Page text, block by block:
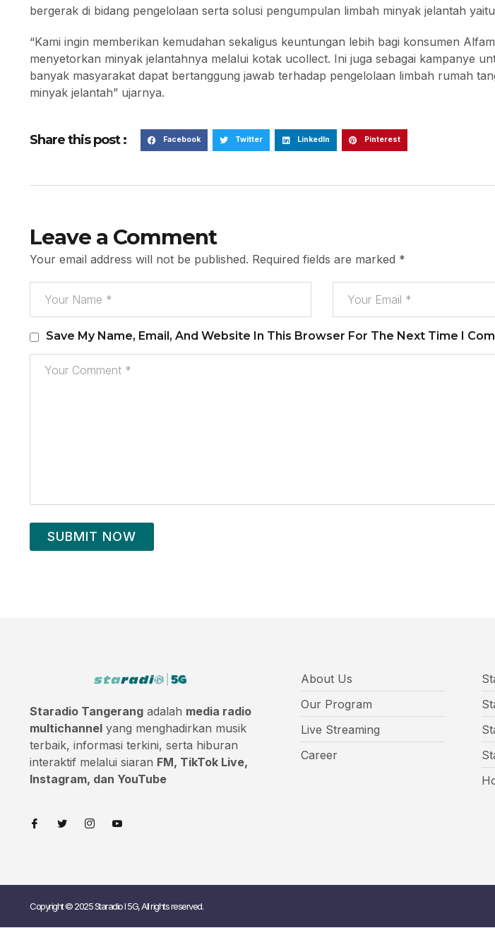
bergerak di bidang pengelolaan serta solusi pengumpulan limbah minyak jelantah
“Kami ingin memberikan kemudahan sekaligus keuntungan lebih bagi konsumen
menyetorkan minyak jelantahnya melalui kotak ucollect. Ini juga sebagai kampanye
banyak masyarakat dapat bertanggung jawab terhadap pengelolaan limbah rumah
minyak jelantah” ujarnya.
Share this post : Facebook Twitter LinkedIn Pinterest
Leave a Comment
Your email address will not be published. Required fields are marked *
Save My Name, Email, And Website In This Browser For The Next Time I
SUBMIT NOW
Staradio Tangerang adalah media radio
multichannel yang menghadirkan musik
terbaik, informasi terkini, serta hiburan
interaktif melalui siaran FM, TikTok Live,
Instagram, dan YouTube
About Us
Our Program
Live Streaming
Career
Copyright © 2025 Staradio I 5G, All rights reserved.